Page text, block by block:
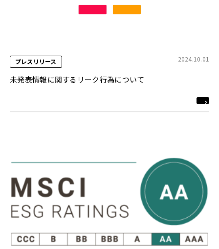
プレスリリース 2024.10.01
未発表情報に関するリーク行為について